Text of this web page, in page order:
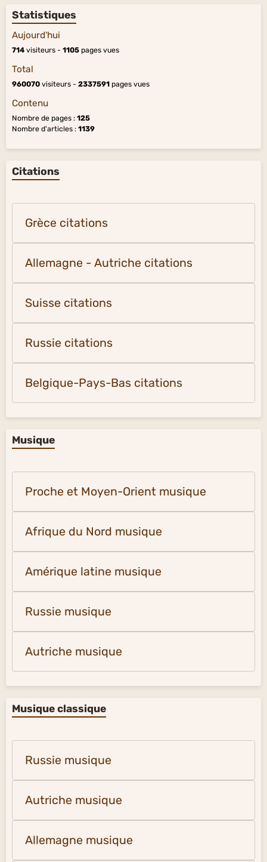
Statistiques
Aujourd'hui
714 visiteurs - 1105 pages vues
Total
960070 visiteurs - 2337591 pages vues
Contenu
Nombre de pages : 125
Nombre d'articles : 1139
Citations
Grèce citations
Allemagne - Autriche citations
Suisse citations
Russie citations
Belgique-Pays-Bas citations
Musique
Proche et Moyen-Orient musique
Afrique du Nord musique
Amérique latine musique
Russie musique
Autriche musique
Musique classique
Russie musique
Autriche musique
Allemagne musique